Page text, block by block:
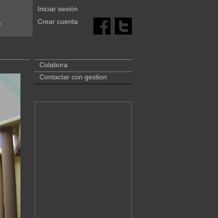
Iniciar sesión
Crear cuenta
Colabora
Contactar con gestion